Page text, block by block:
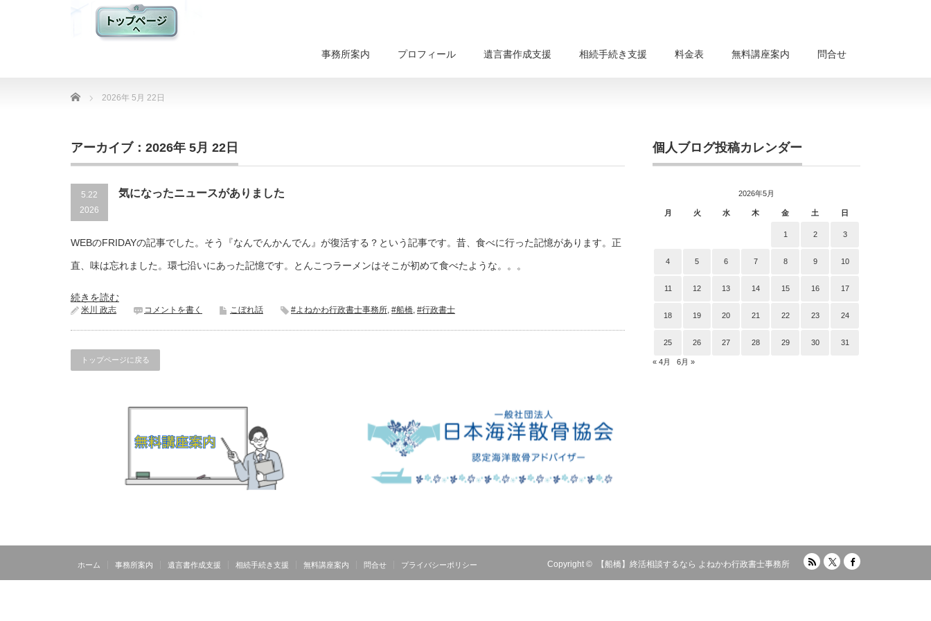
事務所案内 プロフィール 遺言書作成支援 相続手続き支援 料金表 無料講座案内 問合せ
Home 2026年 5月 22日
アーカイブ：2026年 5月 22日
5.22
2026
気になったニュースがありました
WEBのFRIDAYの記事でした。そう『なんでんかんでん』が復活する？という記事です。昔、食べに行った記憶があります。正
直、味は忘れました。環七沿いにあった記憶です。とんこつラーメンはそこが初めて食べたような。。。
続きを読む
米川 政志 コメントを書く こぼれ話 #よねかわ行政書士事務所, #船橋, #行政書士
トップページに戻る
個人ブログ投稿カレンダー
2026年5月
月 火 水 木 金 土 日
1 2 3
4 5 6 7 8 9 10
11 12 13 14 15 16 17
18 19 20 21 22 23 24
25 26 27 28 29 30 31
« 4月 6月 »
ホーム 事務所案内 遺言書作成支援 相続手続き支援 無料講座案内 問合せ プライバシーポリシー Copyright © 【船橋】終活相談するなら よねかわ行政書士事務所